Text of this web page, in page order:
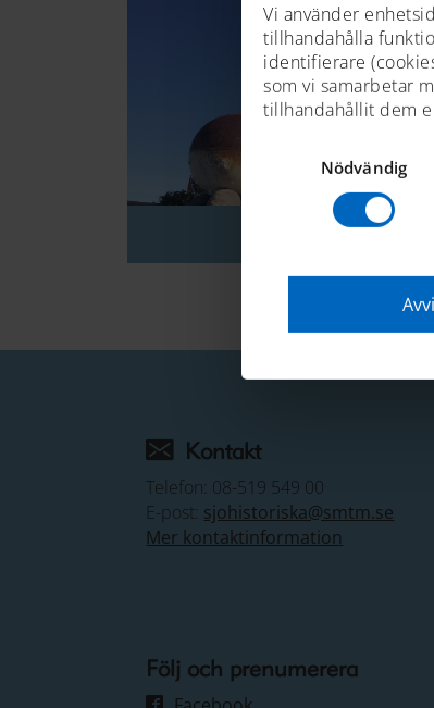
Vi använder
tillhandahålla
identifierare
som vi samarbetar
tillhandahållit dem
Nödvändig
Kontakt
Telefon: 08-519 549 00
E-post: sjohistoriska@smtm.se
Mer kontaktinformation
Följ och prenumerera